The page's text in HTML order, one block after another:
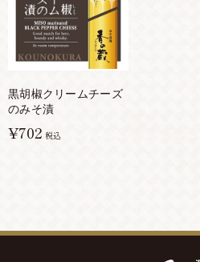
黒胡椒クリームチーズ
のみそ漬
¥702 税込